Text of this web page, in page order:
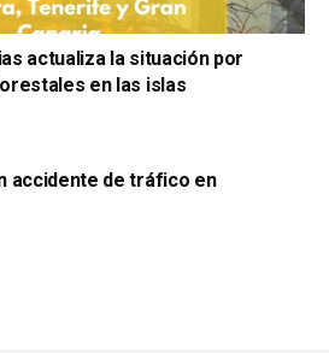
actualiza la situación por
en las islas
accidente de tráfico en